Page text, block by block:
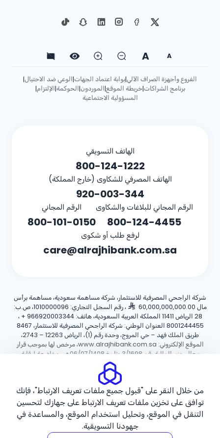
A
A
الفروع وأجهزة الصراف الآلي|بوابة اعتماد الجهات|الوعي ضد الاحتيال|
برنامج الشراكات|خريطة الموقع|الموردون|الحوكمة|الإلتزام|
المسؤولية الاجتماعية
الهاتف التسويقي
800-124-1222
الهاتف المصرفي للشكاوى (خارج المملكة)
920-003-344
الرقم المجاني للبلاغات والشكاوى
800-124-4455
الرقم المجاني
800-101-0150
لرفع طلب أو شكوى
care@alrajhibank.com.sa
شركة الراجحي المصرفية للاستثمار، شركة مساهمة سعودية، مساهمة برأس
مال 60,000,000,000.00
، رقم السجل التجاري: 1010000096، ص.ب:
28 الرياض 11411 المملكة العربية السعودية، هاتف:
+ 966920003344 ،
8001244455 العنوان الوطني: شركة الراجحي المصرفية للاستثمار، 8467
طريق الملك فهد – حي المروج، وحدة رقم (1)، الرياض 12263 – 2743،
الموقع الإلكتروني: www.alrajhibank.com.sa، مرخص لها بموجب قرار
معالي وزير المالية رقم 3/1698 وتاريخ 06/07/1408هـ ، وخاضعة لرقابة
وإشراف البنك المركزي السعودي.
حقوق الطبع والنشر ©2026 مصرف الراجحي.
سياسة ملفات تعريف الارتباط سياسة الخصوصية الأحكام والشروط
من خلال النقر على "قبول جميع ملفات تعريف الارتباط"، فإنك
توافق على تخزين ملفات تعريف الارتباط على جهازك لتحسين
التنقل في الموقع، وتحليل استخدام الموقع، والمساعدة في
جهودنا التسويقية.